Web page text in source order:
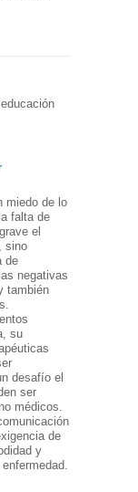
miedo de lo
falta de
el
sino
de
negativas
también
su
desafío el
ser
médicos.
de
y